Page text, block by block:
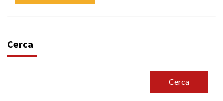
Cerca
Cerca